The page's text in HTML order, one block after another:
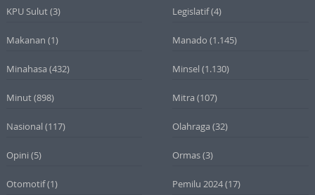
KPU Sulut(3) Legislatif(4)
Makanan (1) Manado (1.145)
Minahasa (432) Minsel (1.130)
Minut(898) Mitra (107)
Nasional (117) Olahraga (32)
Opini (5) Ormas(3)
Otomotif(1) Pemilu 2024(17)